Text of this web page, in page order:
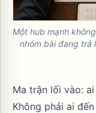
Một hub mạnh
nhóm bài đang trả
Ma trận lối vào:
Không phải ai